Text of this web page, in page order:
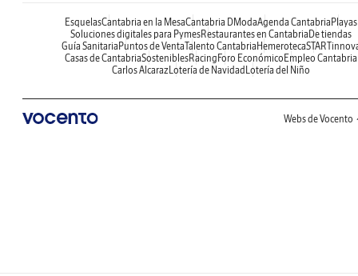
EsquelasCantabria en la MesaCantabria DModaAgenda CantabriaPlayas
Soluciones digitales para PymesRestaurantes en CantabriaDe tiendas
Guía SanitariaPuntos de VentaTalento CantabriaHemeroteca
Casas de CantabriaSosteniblesRacingForo EconómicoEmpleo Cantabria
Carlos AlcarazLotería de NavidadLotería del Niño
Webs de Vocento